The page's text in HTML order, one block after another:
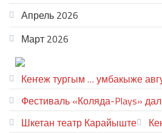
Апрель 2026
Март 2026
Кеҥеж тургым … умбакыже
Фестиваль «Коляда-Plays»
Шкетан театр Карайыште